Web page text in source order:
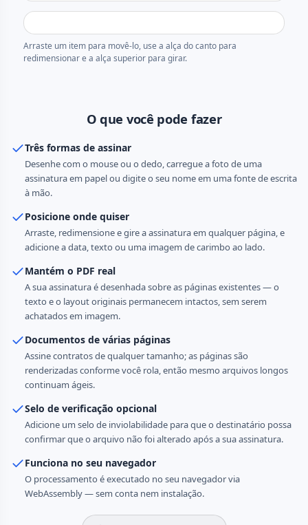
Arraste um item para movê-lo, use a alça do canto para
redimensionar e a alça superior para girar.
O que você pode fazer
Três formas de assinar
Desenhe com o mouse ou o dedo, carregue a foto de uma
assinatura em papel ou digite o seu nome em uma fonte de escrita
à mão.
Posicione onde quiser
Arraste, redimensione e gire a assinatura em qualquer página, e
adicione a data, texto ou uma imagem de carimbo ao lado.
Mantém o PDF real
A sua assinatura é desenhada sobre as páginas existentes — o
texto e o layout originais permanecem intactos, sem serem
achatados em imagem.
Documentos de várias páginas
Assine contratos de qualquer tamanho; as páginas são
renderizadas conforme você rola, então mesmo arquivos longos
continuam ágeis.
Selo de verificação opcional
Adicione um selo de inviolabilidade para que o destinatário possa
confirmar que o arquivo não foi alterado após a sua assinatura.
Funciona no seu navegador
O processamento é executado no seu navegador via
WebAssembly — sem conta nem instalação.